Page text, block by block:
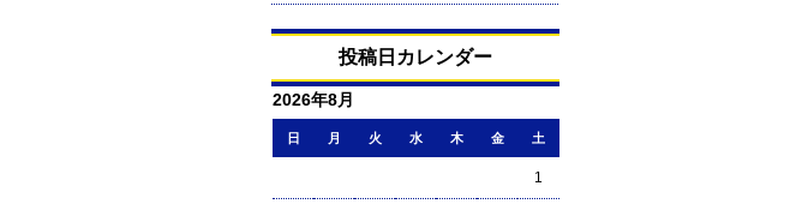
投稿日カレンダー
2026年8月
日 月 火 水 木 金 土
1